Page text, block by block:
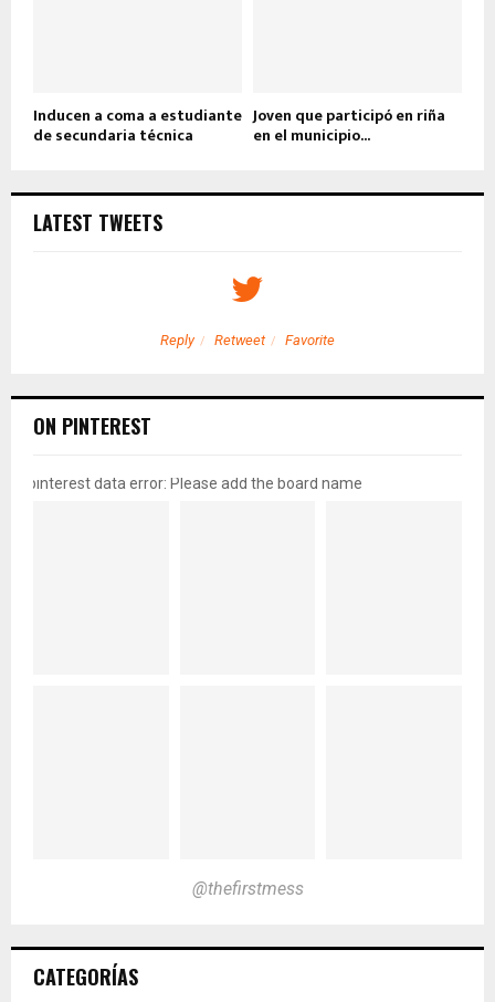
Inducen a coma a estudiante
de secundaria técnica
Joven que participó en riña
en el municipio...
LATEST TWEETS
Reply Retweet Favorite
ON PINTEREST
pinterest data error: Please add the board name
@thefirstmess
CATEGORÍAS